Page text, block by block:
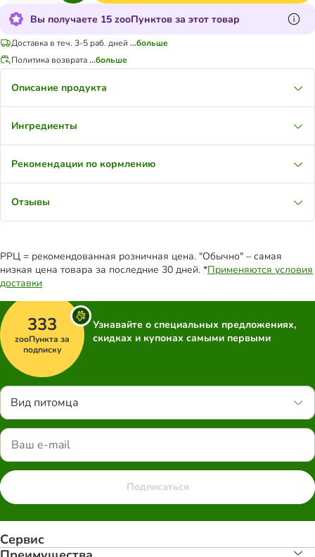
Вы получаете 15 zooПунктов за этот товар
Доставка в теч. 3-5 раб. дней ...больше
Политика возврата...больше
Описание продукта
Ингредиенты
Рекомендации по кормлению
Отзывы
РРЦ = рекомендованная розничная цена. "Обычно" – самая
низкая цена товара за последние 30 дней. *Применяются условия
доставки
333
zooПункта за
подписку
Узнавайте о специальных предложениях,
скидках и купонах самыми первыми
Вид питомца
Подписаться
Сервис